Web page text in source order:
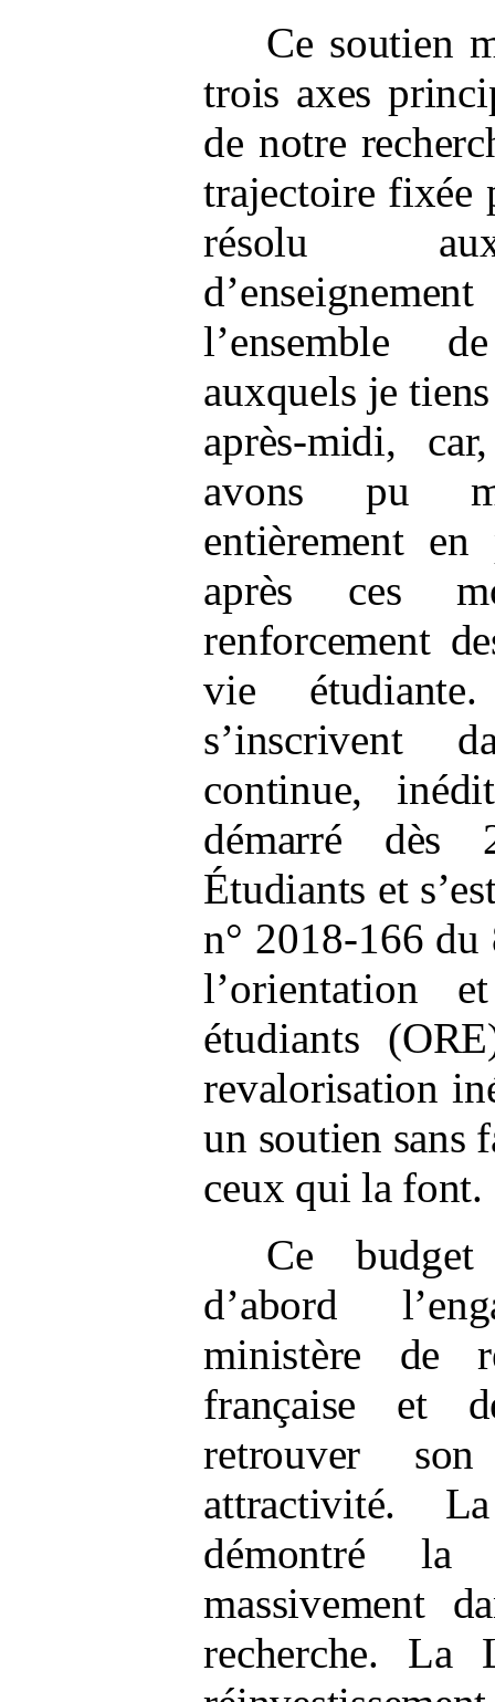
Ce soutien
trois axes
de notre
trajectoire fixée
résolu aux
l’ensemble
auxquels je
après-midi,
avons pu
entièrement
après ces
renforcement
vie
s’inscrivent
continue,
démarré
Étudiants et
n° 2018-166 du
l’orientation
étudiants
revalorisation
un soutien sans
ceux qui la font.
Ce
d’abord
ministère de
française et
retrouver
attractivité.
démontré la
massivement
recherche.